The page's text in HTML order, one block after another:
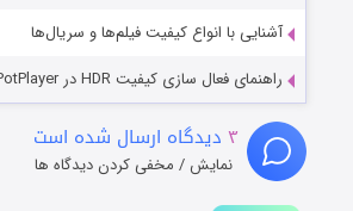
آشنایی با انواع کیفیت فیلم‌ها و سریال‌ها
راهنمای فعال سازی کیفیت HDR در PotPlayer
۳ دیدگاه ارسال شده است
نمایش / مخفی کردن دیدگاه ها